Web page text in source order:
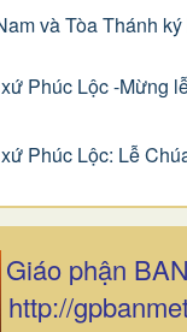
và Tòa Thánh
Phúc Lộc -Mừng
Phúc Lộc: Lễ
Giáo phận
http://